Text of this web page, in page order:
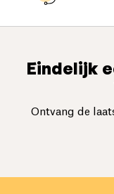
Eindelijk
Ontvang de